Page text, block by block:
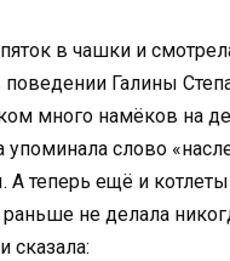
в чашки и
поведении Галины
много намёков на
слово
А теперь ещё и
раньше не делала
сказала: